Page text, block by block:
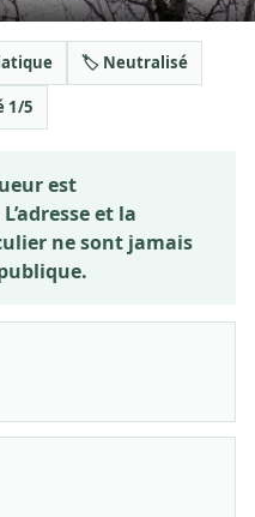
🏷️ Neutralisé
1/5
est
et la
ne sont jamais